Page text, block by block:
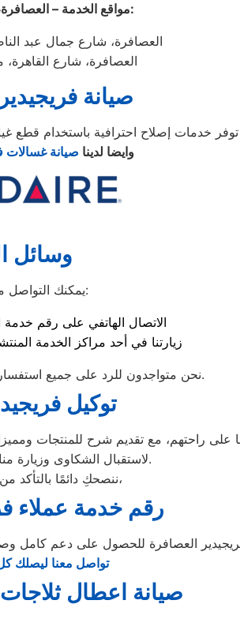
مواقع الخدمة – العصافرة، محافظة الإسكندرية:
العصافرة، شارع جمال عبد
العصافرة، شارع القاهرة،
صيانة
وايضا لدينا صيانة
وسائل
يمكنك التواصل معنا بسهولة عبر:
الاتصال الهاتفي على رقم خدمة
زيارتنا في أحد مراكز الخدمة
نحن متواجدون للرد على جميع استفساراتكم وتقديم الدعم الفني في أي وقت.
توكيل
لاستقبال الشكاوى وزيارة منازلكم لإجراء الصيانة اللازمة.
. ننصحكِ دائمًا بالتأكد،
رقم خدمة عملاء
تواصل معنا ليصلك
صيانة اعطال